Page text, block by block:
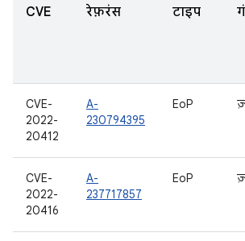
CVE रेफ़रंस टाइप
CVE-
2022-
20412
A-
230794395
EoP
CVE-
2022-
20416
A-
237717857
EoP